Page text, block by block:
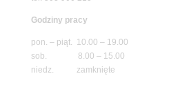
Godziny pracy
pon. – piąt. 10.00 – 19.00
sob. 8.00 – 15.00
niedz. zamknięte